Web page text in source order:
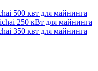
500 квт для майнинга
250 кВт для майнинга
350 квт для майнинга